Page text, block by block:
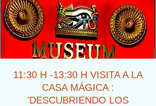
11:30 H -13:30 H VISITA A LA
CASA MÁGICA :
'DESCUBRIENDO LOS